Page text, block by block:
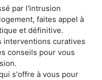
par l'intrusion
faites appel à
et définitive.
interventions curatives
conseils pour vous
s'offre à vous pour